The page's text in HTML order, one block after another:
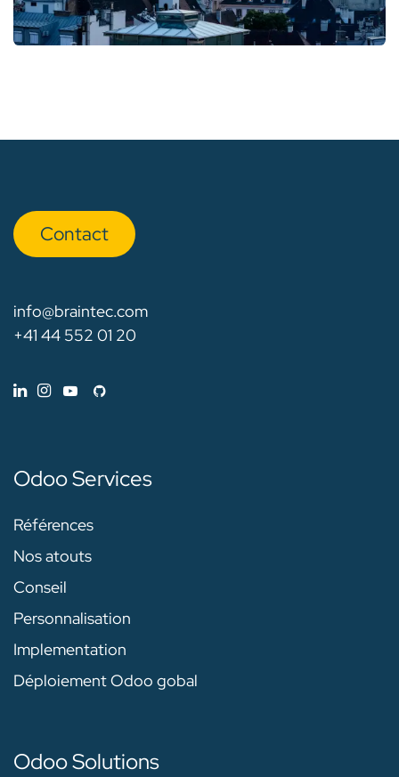
Con​​​​tact
info@braintec.com
+41 44 552 01 20
Odoo Services
Références
Nos atouts
Conseil
Personnalisation
Implementation
Déploiement Odoo gobal
Odoo Solutions